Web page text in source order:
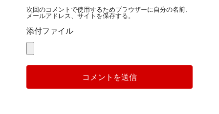
次回のコメントで使用するためブラウザーに自分の名前、
メールアドレス、サイトを保存する。
添付ファイル